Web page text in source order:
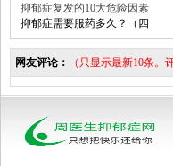
抑郁症复发的10大危险因素
抑郁症需要服药多久？（四
网友评论： （只显示最新10条。